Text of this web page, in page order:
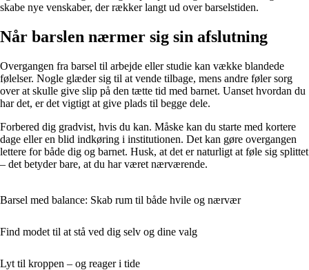
skabe nye venskaber, der rækker langt ud over barselstiden.
Når barslen nærmer sig sin afslutning
Overgangen fra barsel til arbejde eller studie kan vække blandede
følelser. Nogle glæder sig til at vende tilbage, mens andre føler sorg
over at skulle give slip på den tætte tid med barnet. Uanset hvordan du
har det, er det vigtigt at give plads til begge dele.
Forbered dig gradvist, hvis du kan. Måske kan du starte med kortere
dage eller en blid indkøring i institutionen. Det kan gøre overgangen
lettere for både dig og barnet. Husk, at det er naturligt at føle sig splittet
– det betyder bare, at du har været nærværende.
Barsel med balance: Skab rum til både hvile og nærvær
Find modet til at stå ved dig selv og dine valg
Lyt til kroppen – og reager i tide